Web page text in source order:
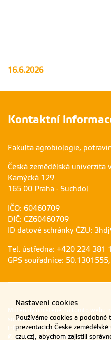
16.6.2026
Kontaktní
Fakulta agrobiologie,
Česká zemědělská univerzita
Kamýcká 129
165 00 Praha - Suchdol
IČO: 60460709
DIČ: CZ60460709
ID datové schránky ČZU:
Tel. ústředna: +420 224 381
GPS souřadnice:
Materiály umístěné na tomto webu
souhlasem ČZU.
Informace o zpracování a ochraně
© 2026 Česká zemědělská univerzita
Nastavení cookies
Používáme cookies a podobné
prezentacích České
czu.cz), abychom zajistili